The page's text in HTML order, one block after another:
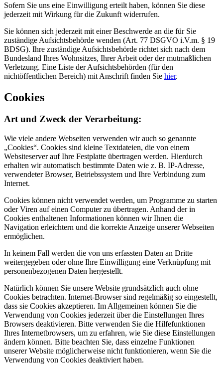
Sofern Sie uns eine Einwilligung erteilt haben, können Sie diese
jederzeit mit Wirkung für die Zukunft widerrufen.
Sie können sich jederzeit mit einer Beschwerde an die für Sie
zuständige Aufsichtsbehörde wenden (Art. 77 DSGVO i.V.m. § 19
BDSG). Ihre zuständige Aufsichtsbehörde richtet sich nach dem
Bundesland Ihres Wohnsitzes, Ihrer Arbeit oder der mutmaßlichen
Verletzung. Eine Liste der Aufsichtsbehörden (für den
nichtöffentlichen Bereich) mit Anschrift finden Sie hier.
Cookies
Art und Zweck der Verarbeitung:
Wie viele andere Webseiten verwenden wir auch so genannte
„Cookies“. Cookies sind kleine Textdateien, die von einem
Websiteserver auf Ihre Festplatte übertragen werden. Hierdurch
erhalten wir automatisch bestimmte Daten wie z. B. IP-Adresse,
verwendeter Browser, Betriebssystem und Ihre Verbindung zum
Internet.
Cookies können nicht verwendet werden, um Programme zu starten
oder Viren auf einen Computer zu übertragen. Anhand der in
Cookies enthaltenen Informationen können wir Ihnen die
Navigation erleichtern und die korrekte Anzeige unserer Webseiten
ermöglichen.
In keinem Fall werden die von uns erfassten Daten an Dritte
weitergegeben oder ohne Ihre Einwilligung eine Verknüpfung mit
personenbezogenen Daten hergestellt.
Natürlich können Sie unsere Website grundsätzlich auch ohne
Cookies betrachten. Internet-Browser sind regelmäßig so eingestellt,
dass sie Cookies akzeptieren. Im Allgemeinen können Sie die
Verwendung von Cookies jederzeit über die Einstellungen Ihres
Browsers deaktivieren. Bitte verwenden Sie die Hilfefunktionen
Ihres Internetbrowsers, um zu erfahren, wie Sie diese Einstellungen
ändern können. Bitte beachten Sie, dass einzelne Funktionen
unserer Website möglicherweise nicht funktionieren, wenn Sie die
Verwendung von Cookies deaktiviert haben.